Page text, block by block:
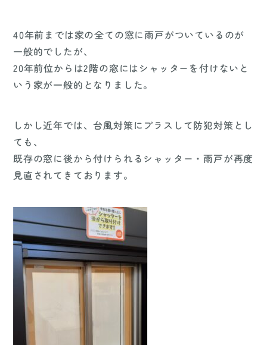
40年前までは家の全ての窓に雨戸がついているのが
一般的でしたが、
20年前位からは2階の窓にはシャッターを付けないと
いう家が一般的となりました。
しかし近年では、台風対策にプラスして防犯対策とし
ても、
既存の窓に後から付けられるシャッター・雨戸が再度
見直されてきております。